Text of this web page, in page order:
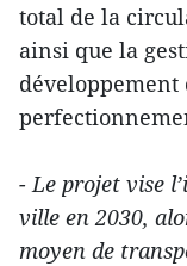
total de la
ainsi que la
développement
- Le projet vise
ville en 2030,
moyen de